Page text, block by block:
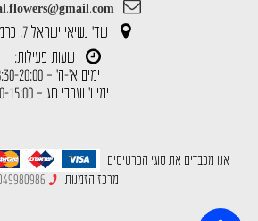
שד' נשיאי ישראל 7, כרמיאל
שעות פעילות:
ימים א'-ה' – 08:30-20:00
ימי ו' וערבי חג – 08:00-15:00
אנו מכבדים את סוגי הכרטיסים
מרכז הזמנות